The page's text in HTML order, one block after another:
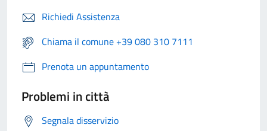
Richiedi Assistenza
Chiama il comune +39 080 310 7111
Prenota un appuntamento
Problemi in città
Segnala disservizio